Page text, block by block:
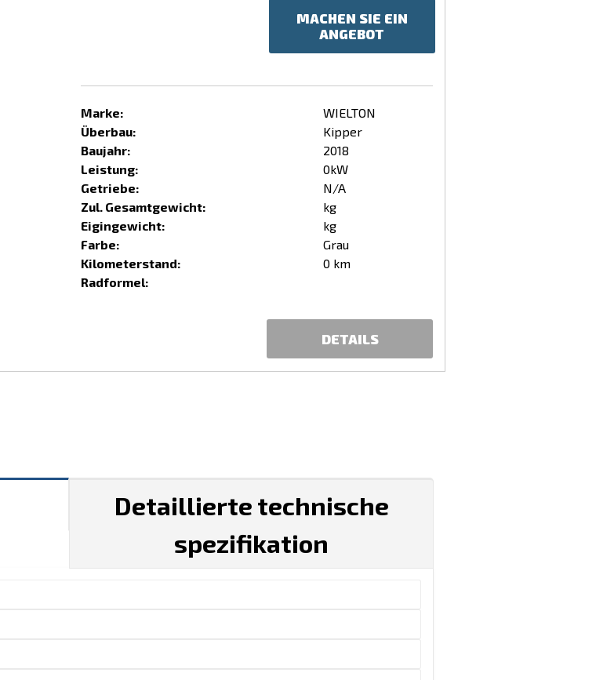
MACHEN SIE EIN
ANGEBOT
Marke:
WIELTON
Überbau:
Kipper
Baujahr:
2018
Leistung:
0kW
Getriebe:
N/A
Zul. Gesamtgewicht:
kg
Eigingewicht:
kg
Farbe:
Grau
Kilometerstand:
0 km
Radformel:
DETAILS
Detaillierte technische
spezifikation